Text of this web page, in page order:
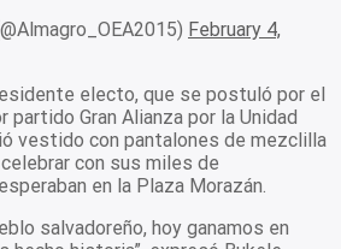
February 4,
electo, que se postuló por el
partido Gran Alianza por la Unidad
vestido con pantalones de mezclilla
con sus miles de
en la Plaza Morazán.
salvadoreño, hoy ganamos en